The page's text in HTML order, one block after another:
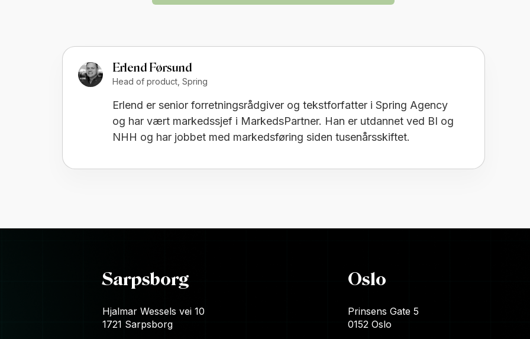
Erlend Førsund
Head of product, Spring
Erlend er senior forretningsrådgiver og tekstforfatter i Spring Agency
og har vært markedssjef i MarkedsPartner. Han er utdannet ved BI og
NHH og har jobbet med markedsføring siden tusenårsskiftet.
Sarpsborg
Hjalmar Wessels vei 10
1721 Sarpsborg
Oslo
Prinsens Gate 5
0152 Oslo